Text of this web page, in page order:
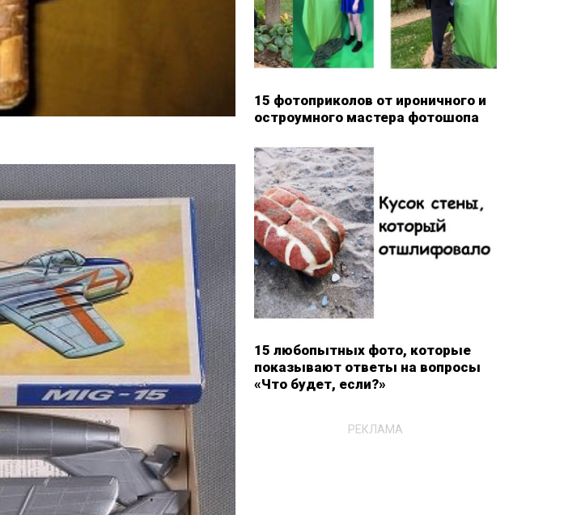
15 фотоприколов от ироничного и
остроумного мастера фотошопа
15 любопытных фото, которые
показывают ответы на вопросы
«Что будет, если?»
РЕКЛАМА